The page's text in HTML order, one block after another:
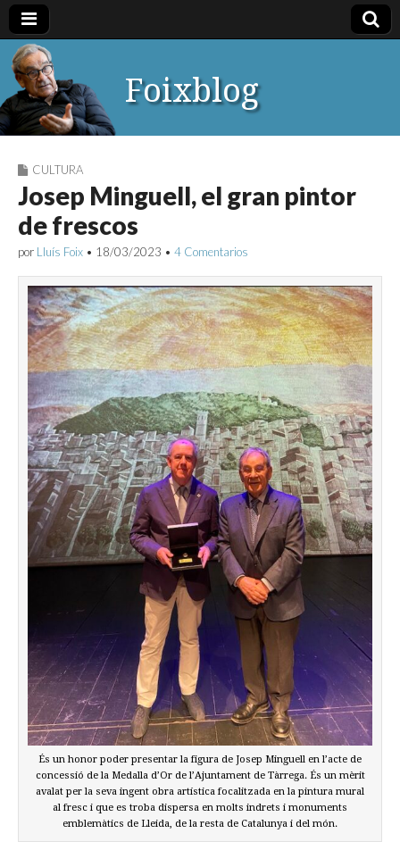
Foixblog
CULTURA
Josep Minguell, el gran pintor
de frescos
por Lluís Foix • 18/03/2023 • 4 Comentarios
És un honor poder presentar la figura de Josep Minguell en l’acte de
concessió de la Medalla d’Or de l’Ajuntament de Tàrrega. És un mèrit
avalat per la seva ingent obra artística focalitzada en la pintura mural
al fresc i que es troba dispersa en molts indrets i monuments
emblemàtics de Lleida, de la resta de Catalunya i del món.